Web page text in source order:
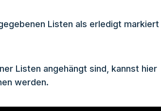
Listen als erledigt markiert
Listen angehängt sind, kannst hier
werden.